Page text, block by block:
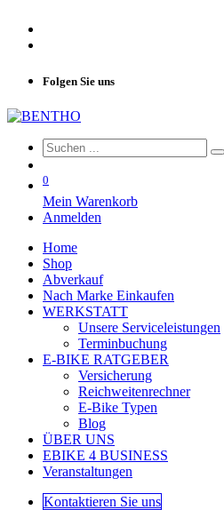
Folgen Sie uns
0
Mein Warenkorb
Anmelden
Home
Shop
Abverkauf
Nach Marke Einkaufen
WERKSTATT
Unsere Serviceleistungen
Terminbuchung
E-BIKE RATGEBER
Versicherung
Reichweitenrechner
E-Bike Typen
Blog
ÜBER UNS
EBIKE 4 BUSINESS
Veranstaltungen
Kontaktieren Sie uns